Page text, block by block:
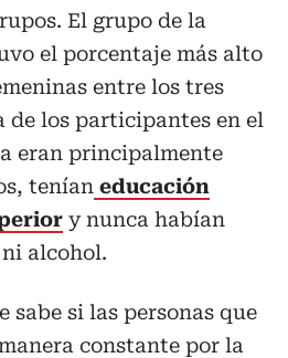
El grupo de la
el porcentaje más alto
entre los tres
de los participantes en el
eran principalmente
tenían educación
y nunca habían
alcohol.
sabe si las personas que
constante por la